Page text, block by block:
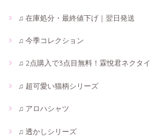
♫ 在庫処分・最終値下げ｜翌日発送
♫ 今季コレクション
♫ 2点購入で3点目無料！霖悅君ネクタイ
♫ 超可愛い猫柄シリーズ
♫ アロハシャツ
♫ 透かしシリーズ